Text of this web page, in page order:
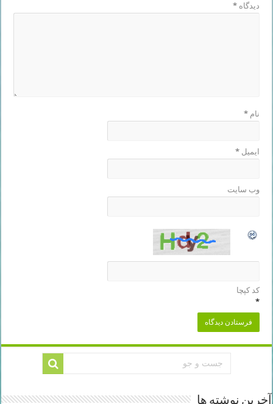
دیدگاه*
نام*
ایمیل*
وب‌ سایت
کد کپچا
*
آخرین نوشته ها